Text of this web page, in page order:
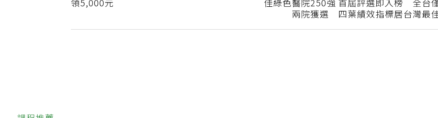
領5,000元
佳綠色醫院250強 首屆評選即入榜 全台
兩院獲選 四葉績效指標居台灣最